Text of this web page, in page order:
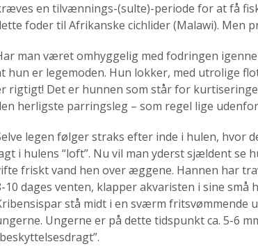
en tilvænnings-(sulte)-periode for at få
foder til Afrikanske cichlider (Malawi). Men
man været omhyggelig med fodringen
hun er legemoden. Hun lokker, med utrolige
rigtigt! Det er hunnen som står for
herligste parringsleg – som regel lige
legen følger straks efter inde i hulen, hvor
i hulens “loft”. Nu vil man yderst sjældent se
friskt vand hen over æggene. Hannen har
10 dages venten, klapper akvaristen i sine
stå midt i en sværm fritsvømmende
Ungerne er på dette tidspunkt ca. 5-6